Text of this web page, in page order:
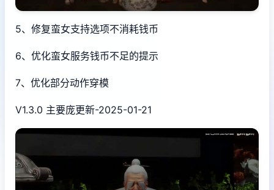
5、修复蛮女支持选项不消耗钱币
6、优化蛮女服务钱币不足的提示
7、优化部分动作穿模
V1.3.0 主要庞更新-2025-01-21